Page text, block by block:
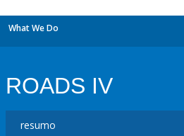
What We Do
ROADS IV